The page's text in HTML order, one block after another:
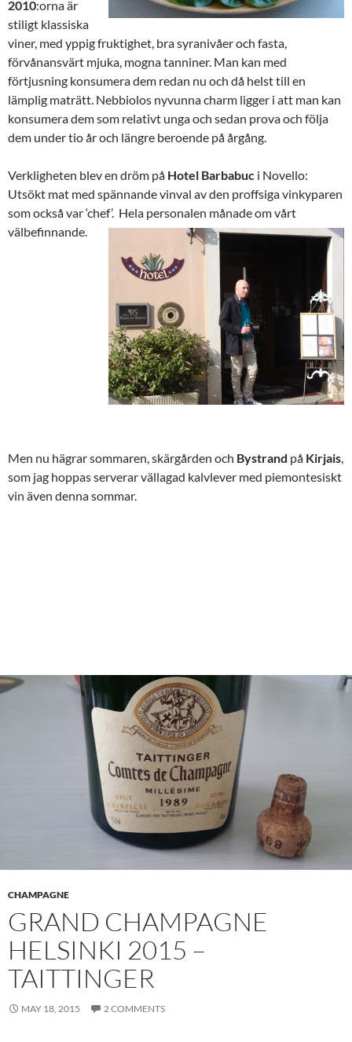
2010:orna är
stiligt klassiska
viner, med yppig fruktighet, bra syranivåer och fasta,
förvånansvärt mjuka, mogna tanniner. Man kan med
förtjusning konsumera dem redan nu och då helst till en
lämplig maträtt. Nebbiolos nyvunna charm ligger i att man kan
konsumera dem som relativt unga och sedan prova och följa
dem under tio år och längre beroende på årgång.
Verkligheten blev en dröm på Hotel Barbabuc i Novello:
Utsökt mat med spännande vinval av den proffsiga vinkyparen
som också var ‘chef’. Hela personalen månade om vårt
välbefinnande.
Men nu hägrar sommaren, skärgården och Bystrand på Kirjais,
som jag hoppas serverar vällagad kalvlever med piemontesiskt
vin även denna sommar.
CHAMPAGNE
GRAND CHAMPAGNE
HELSINKI 2015 –
TAITTINGER
MAY 18, 2015 2 COMMENTS